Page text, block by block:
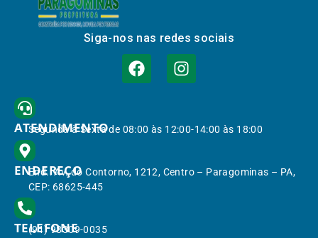
Siga-nos nas redes sociais
ATENDIMENTO
Segunda à Sexta de 08:00 às 12:00-14:00 às 18:00
ENDEREÇO
End.: Av. do Contorno, 1212, Centro – Paragominas – PA,
CEP: 68625-445
TELEFONE
(91) 98309-0035